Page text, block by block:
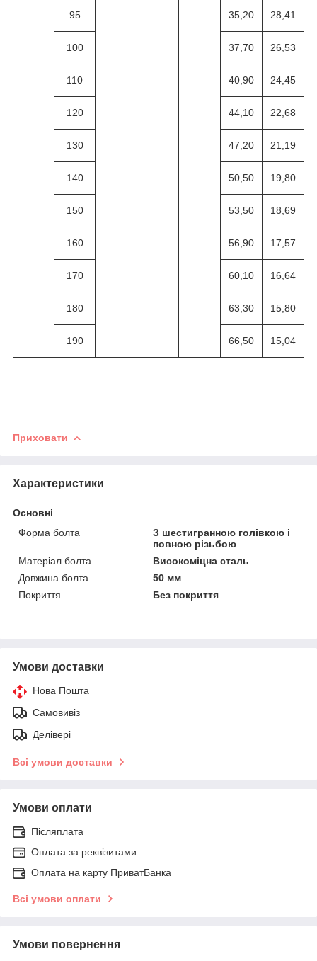
95 35,20 28,41
100 37,70 26,53
110 40,90 24,45
120 44,10 22,68
130 47,20 21,19
140 50,50 19,80
150 53,50 18,69
160 56,90 17,57
170 60,10 16,64
180 63,30 15,80
190 66,50 15,04
Приховати
Характеристики
Основні
Форма болта
З шестигранною голівкою і
повною різьбою
Матеріал болта
Високоміцна сталь
Довжина болта
50 мм
Покриття
Без покриття
Умови доставки
Нова Пошта
Самовивіз
Делівері
Всі умови доставки
Умови оплати
Післяплата
Оплата за реквізитами
Оплата на карту ПриватБанка
Всі умови оплати
Умови повернення